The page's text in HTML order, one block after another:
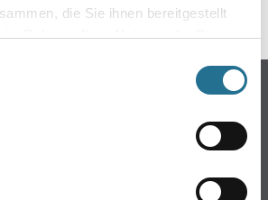
die Sie ihnen bereitgestellt
Rahmen Ihrer Nutzung der Dienste